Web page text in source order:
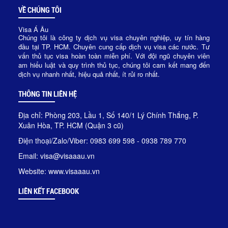
VỀ CHÚNG TÔI
Visa Á Âu
Chúng tôi là công ty dịch vụ visa chuyên nghiệp, uy tín hàng
đầu tại TP. HCM. Chuyên cung cấp dịch vụ visa các nước. Tư
vấn thủ tục visa hoàn toàn miễn phí. Với đội ngũ chuyên viên
am hiểu luật và quy trình thủ tục, chúng tôi cam kết mang đến
dịch vụ nhanh nhất, hiệu quả nhất, ít rủi ro nhất.
THÔNG TIN LIÊN HỆ
Địa chỉ: Phòng 203, Lầu 1, Số 140/1 Lý Chính Thắng, P.
Xuân Hòa, TP. HCM (Quận 3 cũ)
Điện thoại/Zalo/Viber: 0983 699 598 - 0938 789 770
Email: visa@visaaau.vn
Website: www.visaaau.vn
LIÊN KẾT FACEBOOK